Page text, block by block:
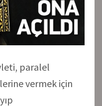
paralel
vermek için